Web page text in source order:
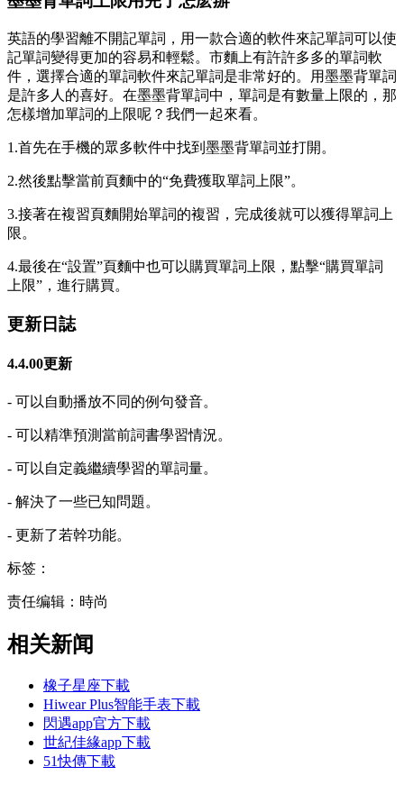
英語的學習離不開記單詞，用一款合適的軟件來記單詞可以使
記單詞變得更加的容易和輕鬆。市麵上有許許多多的單詞軟
件，選擇合適的單詞軟件來記單詞是非常好的。用墨墨背單詞
是許多人的喜好。在墨墨背單詞中，單詞是有數量上限的，那
怎樣增加單詞的上限呢？我們一起來看。
1.首先在手機的眾多軟件中找到墨墨背單詞並打開。
2.然後點擊當前頁麵中的“免費獲取單詞上限”。
3.接著在複習頁麵開始單詞的複習，完成後就可以獲得單詞上
限。
4.最後在“設置”頁麵中也可以購買單詞上限，點擊“購買單詞
上限”，進行購買。
更新日誌
4.4.00更新
- 可以自動播放不同的例句發音。
- 可以精準預測當前詞書學習情況。
- 可以自定義繼續學習的單詞量。
- 解決了一些已知問題。
- 更新了若幹功能。
标签：
责任编辑：時尚
相关新闻
橡子星座下載
Hiwear Plus智能手表下載
閃遇app官方下載
世紀佳緣app下載
51快傳下載